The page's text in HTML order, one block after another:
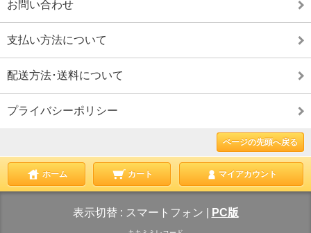
お問い合わせ
支払い方法について
配送方法･送料について
プライバシーポリシー
ページの先頭へ戻る
ホーム カート マイアカウント
表示切替 : スマートフォン PC版